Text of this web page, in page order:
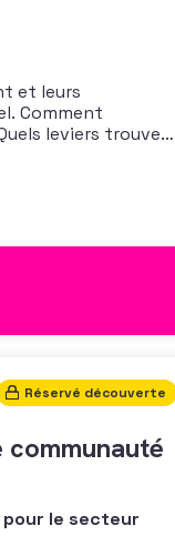
et leurs
Comment
leviers trouver
Réservé découverte
le secteur